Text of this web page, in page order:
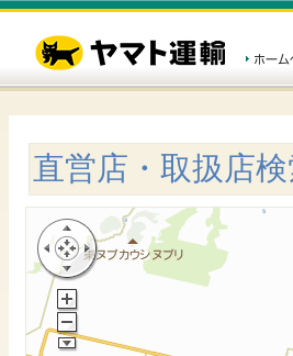
直営店・取扱店